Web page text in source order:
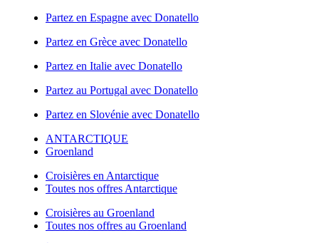
Partez en Espagne avec Donatello
Partez en Grèce avec Donatello
Partez en Italie avec Donatello
Partez au Portugal avec Donatello
Partez en Slovénie avec Donatello
ANTARCTIQUE
Groenland
Croisières en Antarctique
Toutes nos offres Antarctique
Croisières au Groenland
Toutes nos offres au Groenland